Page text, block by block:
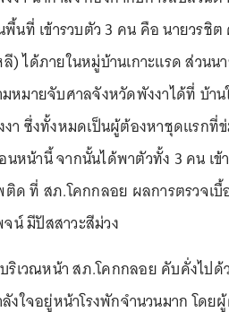
พื้นที่ เข้ารวบตัว 3 คน คือ นายวรชิ
) ได้ภายในหมู่บ้านเกาะแรด ส่วนน
หมายจับศาลจังหวัดพังงาได้ที่ บ้าน
า ซึ่งทั้งหมดเป็นผู้ต้องหาชุดแรกที่
นหน้านี้ จากนั้นได้พาตัวทั้ง 3 คน เ
ติด ที่ สภ.โคกกลอย ผลการตรวจเ
น์ มีปัสสาวะสีม่วง
ริเวณหน้า สภ.โคกกลอย คับคั่งไป
งใจอยู่หน้าโรงพักจำนวนมาก โดย